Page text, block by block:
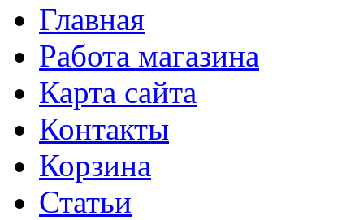
Главная
Работа магазина
Карта сайта
Контакты
Корзина
Статьи